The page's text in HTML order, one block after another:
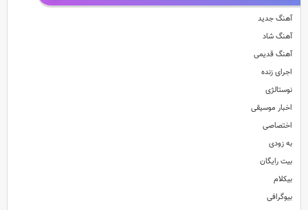
آهنگ جدید
آهنگ شاد
آهنگ قدیمی
اجرای زنده
نوستالژی
اخبار موسیقی
اختصاصی
به زودی
بیت رایگان
بیکلام
بیوگرافی